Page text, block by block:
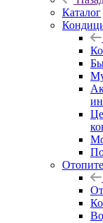
Каталог